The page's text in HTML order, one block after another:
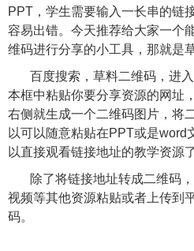
PPT ，学生需要输入一长串的链
容易出错。今天推荐给大家一个
维码进行分享的小工具，那就是
百度搜索，草料二维码，进
本框中粘贴你要分享资源的网址
右侧就生成一个二维码图片，将
以可以随意粘贴在PPT或是word
以直接观看链接地址的教学资源了
除了将链接地址转成二维码
视频等其他资源粘贴或者上传到
码。